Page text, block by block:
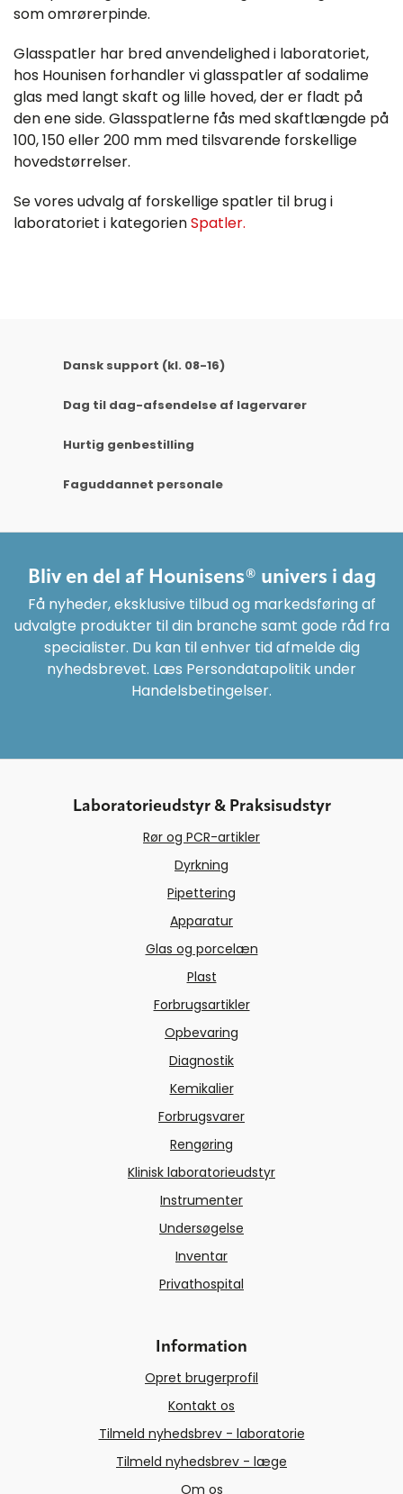
som omrørerpinde.
Glasspatler har bred anvendelighed i laboratoriet,
hos Hounisen forhandler vi glasspatler af sodalime
glas med langt skaft og lille hoved, der er fladt på
den ene side. Glasspatlerne fås med skaftlængde på
100, 150 eller 200 mm med tilsvarende forskellige
hovedstørrelser.
Se vores udvalg af forskellige spatler til brug i
laboratoriet i kategorienSpatler.
Dansk support (kl. 08-16)
Dag til dag-afsendelse af lagervarer
Hurtig genbestilling
Faguddannet personale
Bliv en del af Hounisens® univers i dag
Få nyheder, eksklusive tilbud og markedsføring af
udvalgte produkter til din branche samt gode råd fra
specialister. Du kan til enhver tid afmelde dig
nyhedsbrevet. Læs Persondatapolitik under
Handelsbetingelser.
Laboratorieudstyr & Praksisudstyr
Rør og PCR-artikler
Dyrkning
Pipettering
Apparatur
Glas og porcelæn
Plast
Forbrugsartikler
Opbevaring
Diagnostik
Kemikalier
Forbrugsvarer
Rengøring
Klinisk laboratorieudstyr
Instrumenter
Undersøgelse
Inventar
Privathospital
Information
Opret brugerprofil
Kontakt os
Tilmeld nyhedsbrev - laboratorie
Tilmeld nyhedsbrev - læge
Om os